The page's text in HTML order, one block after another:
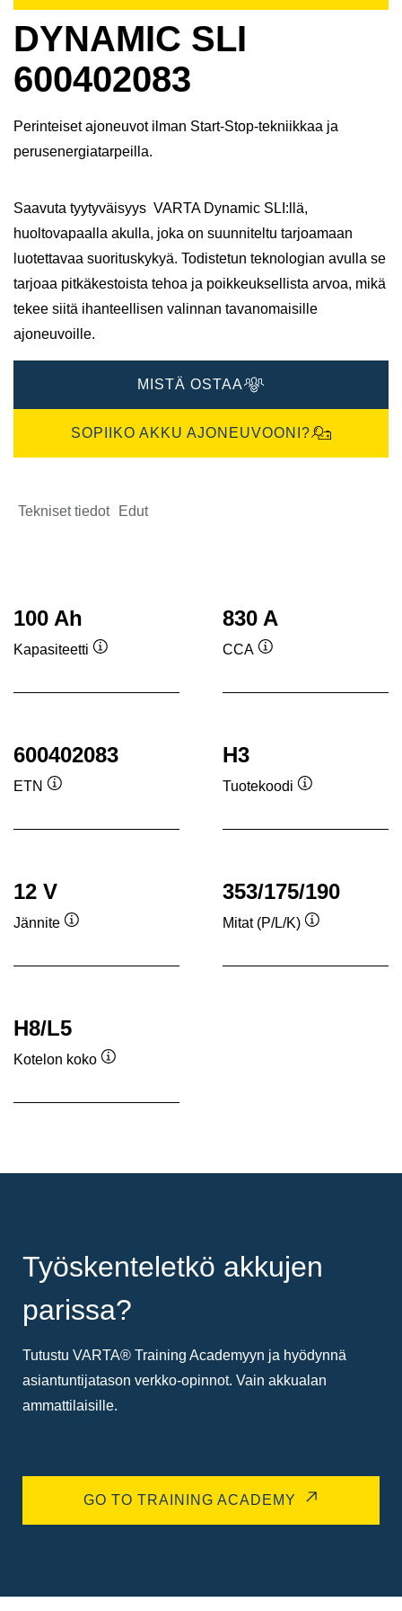
DYNAMIC SLI
600402083
Perinteiset ajoneuvot ilman Start-Stop-tekniikkaa ja
perusenergiatarpeilla.
Saavuta tyytyväisyys VARTA Dynamic SLI:llä,
huoltovapaalla akulla, joka on suunniteltu tarjoamaan
luotettavaa suorituskykyä. Todistetun teknologian avulla se
tarjoaa pitkäkestoista tehoa ja poikkeuksellista arvoa, mikä
tekee siitä ihanteellisen valinnan tavanomaisille
ajoneuvoille.
MISTÄ OSTAA
SOPIIKO AKKU AJONEUVOONI?
Tekniset tiedot Edut
100 Ah
Kapasiteetti
830 A
CCA
600402083
ETN
H3
Tuotekoodi
12 V
Jännite
353/175/190
Mitat (P/L/K)
H8/L5
Kotelon koko
Työskenteletkö akkujen
parissa?
Tutustu VARTA® Training Academyyn ja hyödynnä
asiantuntijatason verkko-opinnot. Vain akkualan
ammattilaisille.
GO TO TRAINING ACADEMY